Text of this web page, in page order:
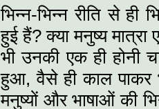
भिन्न-भिन्न रीति से ही
हुई हैं? क्या मनुष्य मात्रा
भी उनकी एक ही होनी
हुआ, वैसे ही काल पाकर
मनुष्यों और भाषाओं की